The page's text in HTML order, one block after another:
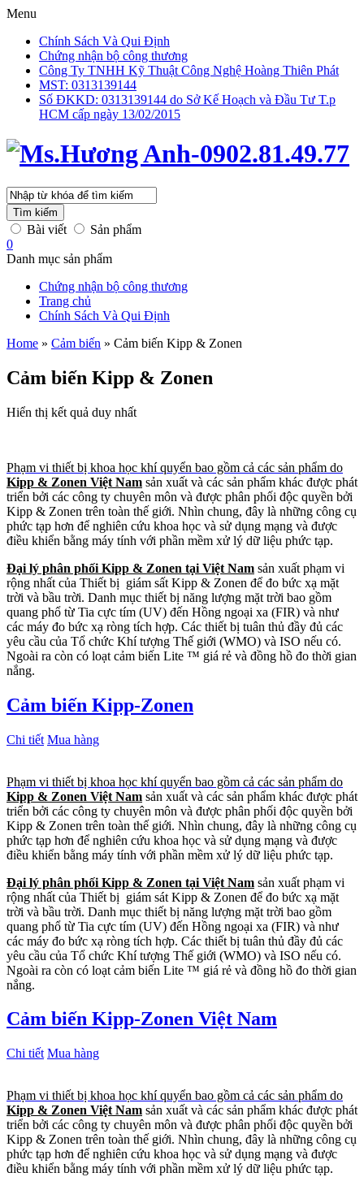
Menu
Chính Sách Và Qui Định
Chứng nhận bộ công thương
Công Ty TNHH Kỹ Thuật Công Nghệ Hoàng Thiên Phát
MST: 0313139144
Số ĐKKD: 0313139144 do Sở Kế Hoạch và Đầu Tư T.p
HCM cấp ngày 13/02/2015
Tìm kiếm
Bài viết
Sản phẩm
0
Danh mục sản phẩm
Chứng nhận bộ công thương
Trang chủ
Chính Sách Và Qui Định
Home » Cảm biến » Cảm biến Kipp & Zonen
Cảm biến Kipp & Zonen
Hiển thị kết quả duy nhất
Phạm vi thiết bị khoa học khí quyển bao gồm cả các sản phẩm do
Kipp & Zonen Việt Nam sản xuất và các sản phẩm khác được phát
triển bởi các công ty chuyên môn và được phân phối độc quyền bởi
Kipp & Zonen trên toàn thế giới. Nhìn chung, đây là những công cụ
phức tạp hơn để nghiên cứu khoa học và sử dụng mạng và được
điều khiển bằng máy tính với phần mềm xử lý dữ liệu phức tạp.
Đại lý phân phối Kipp & Zonen tại Việt Nam sản xuất phạm vi
rộng nhất của Thiết bị giám sất Kipp & Zonen để đo bức xạ mặt
trời và bầu trời. Danh mục thiết bị năng lượng mặt trời bao gồm
quang phổ từ Tia cực tím (UV) đến Hồng ngoại xa (FIR) và như
các máy đo bức xạ ròng tích hợp. Các thiết bị tuân thủ đầy đủ các
yêu cầu của Tổ chức Khí tượng Thế giới (WMO) và ISO nếu có.
Ngoài ra còn có loạt cảm biến Lite ™ giá rẻ và đồng hồ đo thời gian
nắng.
Cảm biến Kipp-Zonen
Chi tiết Mua hàng
Phạm vi thiết bị khoa học khí quyển bao gồm cả các sản phẩm do
Kipp & Zonen Việt Nam sản xuất và các sản phẩm khác được phát
triển bởi các công ty chuyên môn và được phân phối độc quyền bởi
Kipp & Zonen trên toàn thế giới. Nhìn chung, đây là những công cụ
phức tạp hơn để nghiên cứu khoa học và sử dụng mạng và được
điều khiển bằng máy tính với phần mềm xử lý dữ liệu phức tạp.
Đại lý phân phối Kipp & Zonen tại Việt Nam sản xuất phạm vi
rộng nhất của Thiết bị giám sát Kipp & Zonen để đo bức xạ mặt
trời và bầu trời. Danh mục thiết bị năng lượng mặt trời bao gồm
quang phổ từ Tia cực tím (UV) đến Hồng ngoại xa (FIR) và như
các máy đo bức xạ ròng tích hợp. Các thiết bị tuân thủ đầy đủ các
yêu cầu của Tổ chức Khí tượng Thế giới (WMO) và ISO nếu có.
Ngoài ra còn có loạt cảm biến Lite ™ giá rẻ và đồng hồ đo thời gian
nắng.
Cảm biến Kipp-Zonen Việt Nam
Chi tiết Mua hàng
Phạm vi thiết bị khoa học khí quyển bao gồm cả các sản phẩm do
Kipp & Zonen Việt Nam sản xuất và các sản phẩm khác được phát
triển bởi các công ty chuyên môn và được phân phối độc quyền bởi
Kipp & Zonen trên toàn thế giới. Nhìn chung, đây là những công cụ
phức tạp hơn để nghiên cứu khoa học và sử dụng mạng và được
điều khiển bằng máy tính với phần mềm xử lý dữ liệu phức tạp.